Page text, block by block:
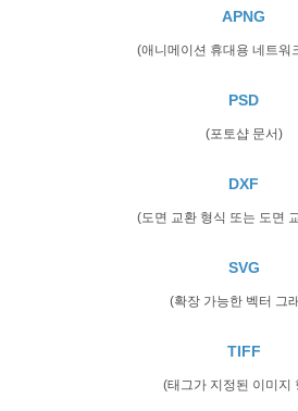
APNG
(애니메이션 휴대용 네트워
PSD
(포토샵 문서)
DXF
(도면 교환 형식 또는 도면
SVG
(확장 가능한 벡터 그
TIFF
(태그가 지정된 이미지